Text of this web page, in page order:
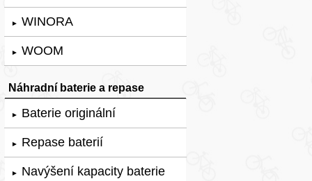
► WINORA
► WOOM
Náhradní baterie a repase
► Baterie originální
► Repase baterií
► Navýšení kapacity baterie